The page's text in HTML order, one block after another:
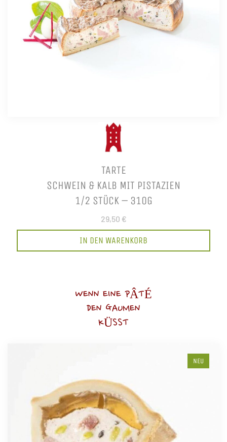
TARTE
SCHWEIN & KALB MIT PISTAZIEN
1/2 STÜCK – 310G
29,50 €
IN DEN WARENKORB
WENN EINE PÂTÉ
DEN GAUMEN
KÜSST
NEU